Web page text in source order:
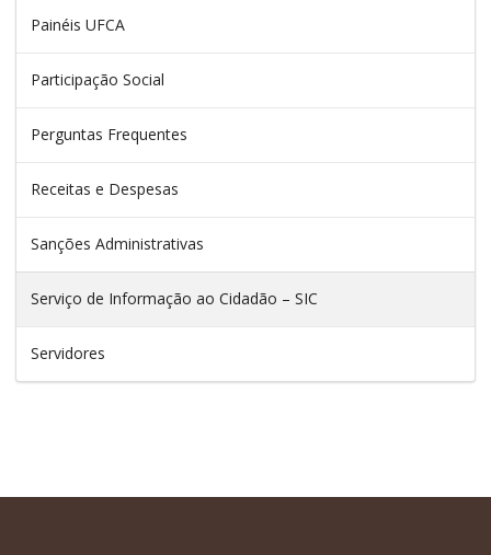
Painéis UFCA
Participação Social
Perguntas Frequentes
Receitas e Despesas
Sanções Administrativas
Serviço de Informação ao Cidadão – SIC
Servidores